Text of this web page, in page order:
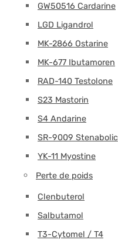
GW50516 Cardarine
LGD Ligandrol
MK-2866 Ostarine
MK-677 Ibutamoren
RAD-140 Testolone
S23 Mastorin
S4 Andarine
SR-9009 Stenabolic
YK-11 Myostine
Perte de poids
Clenbuterol
Salbutamol
T3-Cytomel / T4